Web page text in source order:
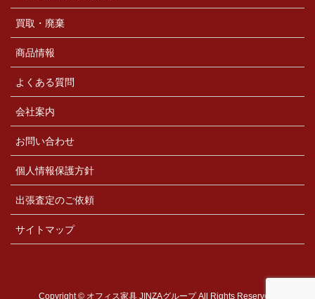
買取・廃棄
商品情報
よくある質問
会社案内
お問い合わせ
個人情報保護方針
出張査定のご依頼
サイトマップ
Copyright © オフィス家具 JINZAグループ All Rights Reserved.